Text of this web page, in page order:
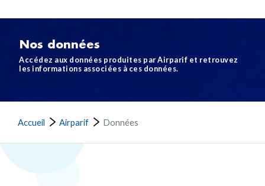
Nos données
Accédez aux données produites par Airparif et retrouvez
les informations associées à ces données.
Accueil Airparif Données